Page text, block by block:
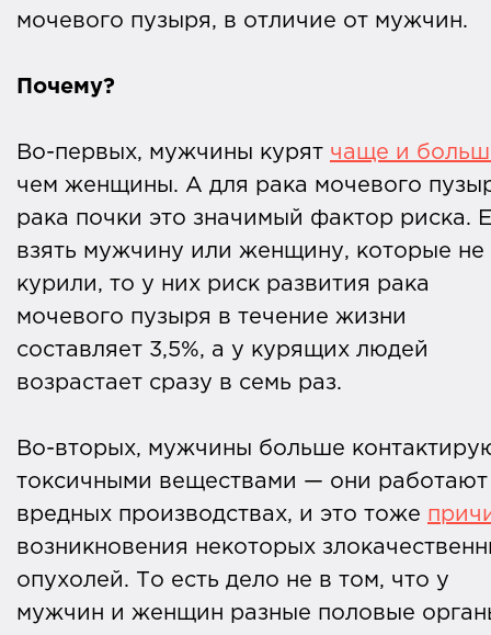
мочевого пузыря, в отличие от мужчин.
Почему?
Во-первых, мужчины курят чаще и
чем женщины. А для рака мочевого
рака почки это значимый фактор риска.
взять мужчину или женщину, которые не
курили, то у них риск развития рака
мочевого пузыря в течение жизни
составляет 3,5%, а у курящих людей
возрастает сразу в семь раз.
Во-вторых, мужчины больше
токсичными веществами — они работают
вредных производствах, и это тоже
возникновения некоторых
опухолей. То есть дело не в том, что у
мужчин и женщин разные половые